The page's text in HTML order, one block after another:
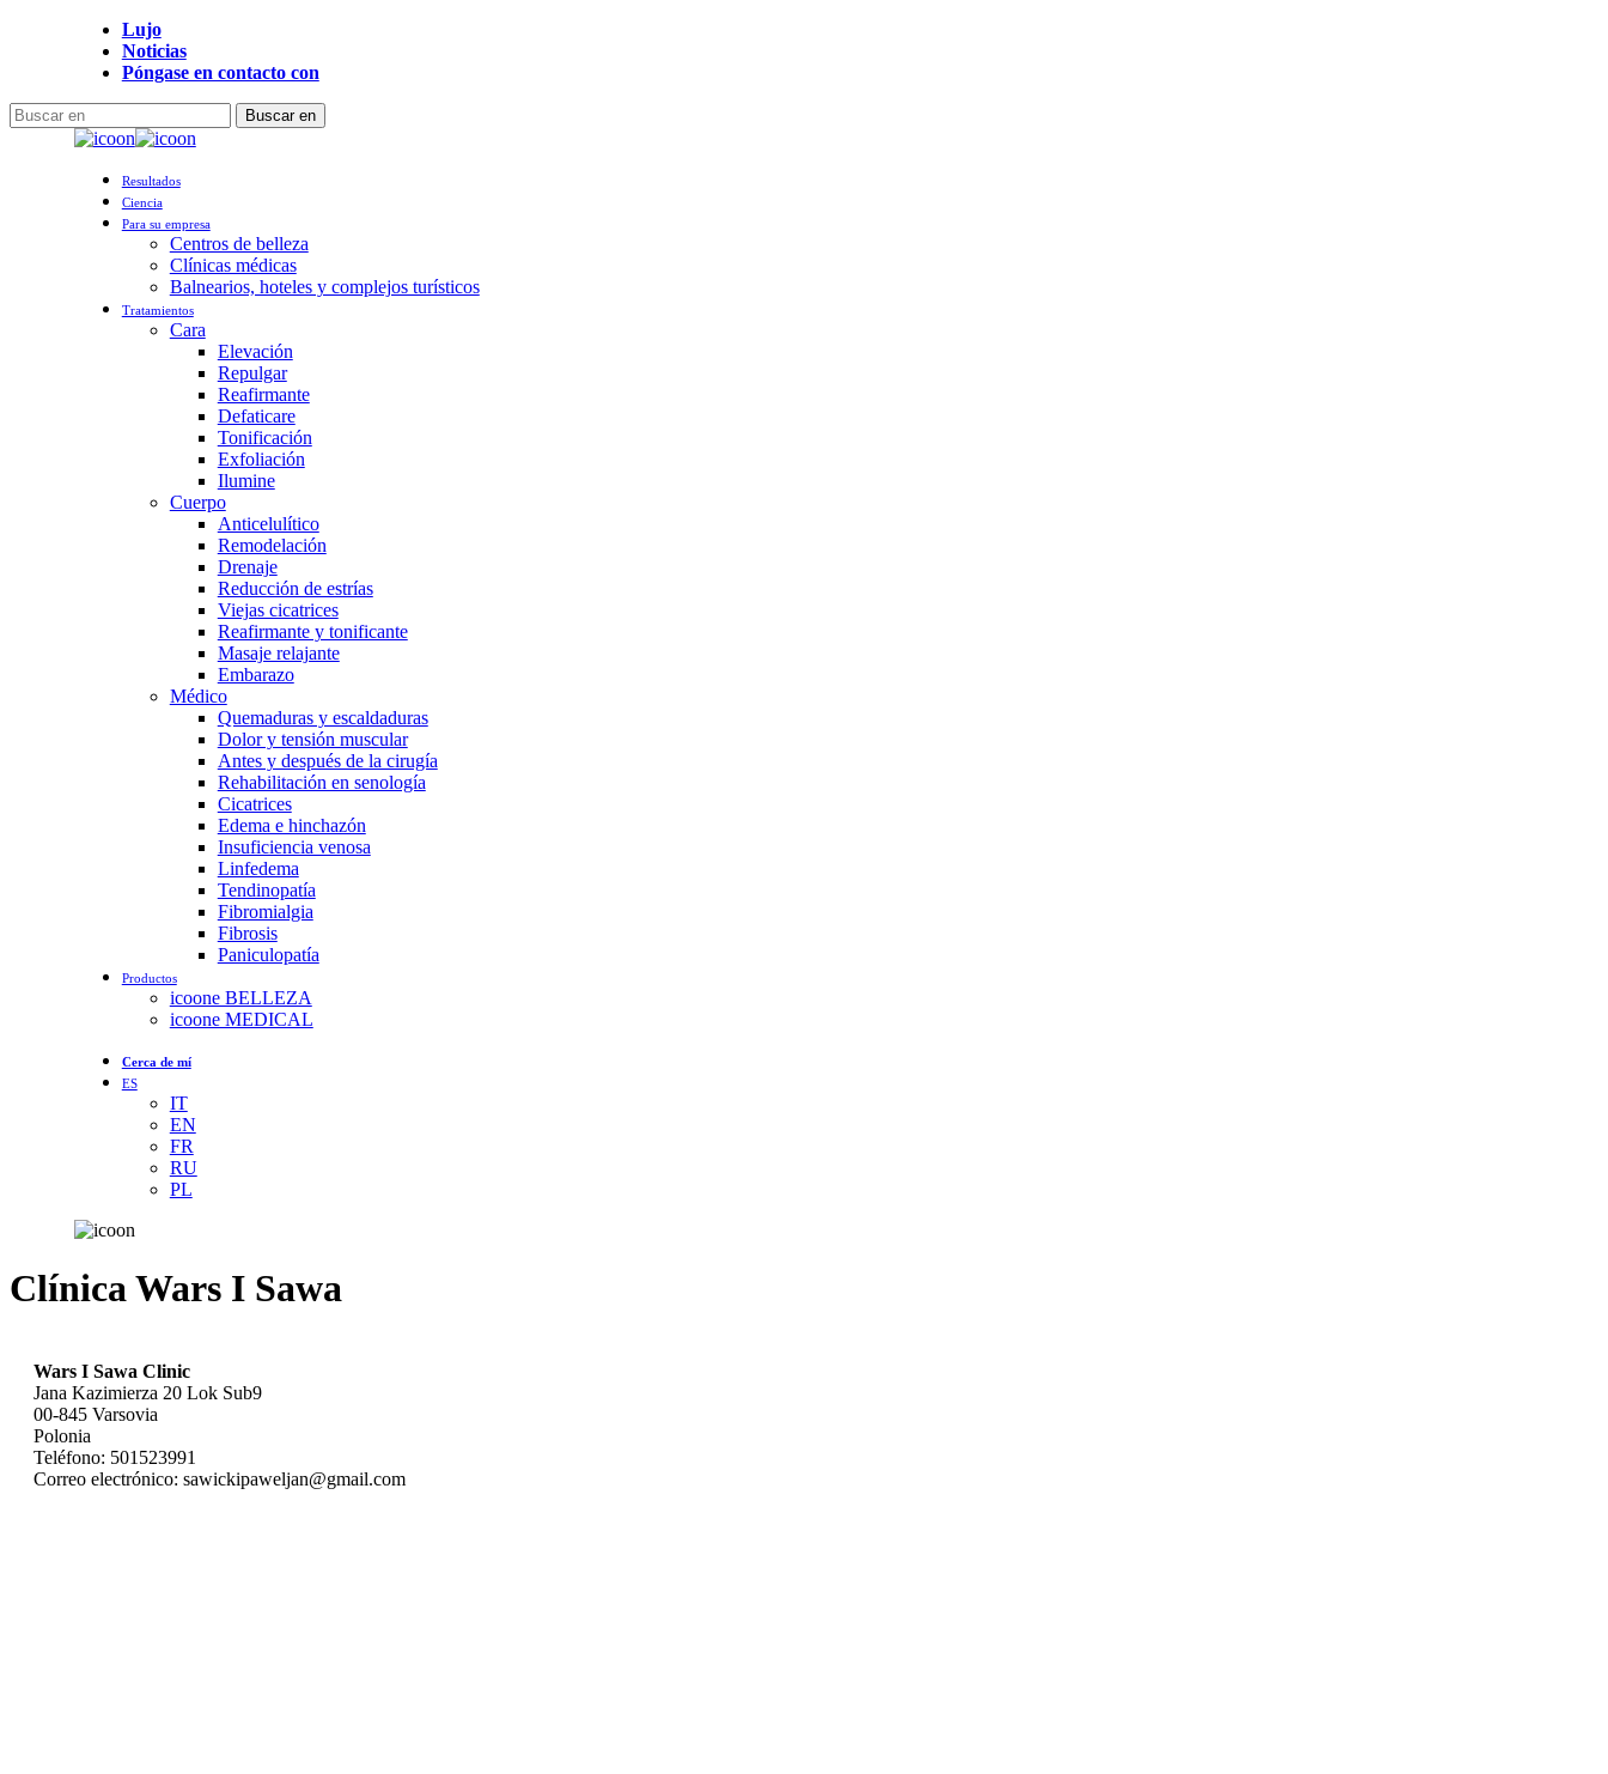
Lujo
Noticias
Póngase en contacto con
Buscar en
Menú
Resultados
Ciencia
Para su empresa
Centros de belleza
Clínicas médicas
Balnearios, hoteles y complejos turísticos
Tratamientos
Cara
Elevación
Repulgar
Reafirmante
Defaticare
Tonificación
Exfoliación
Ilumine
Cuerpo
Anticelulítico
Remodelación
Drenaje
Reducción de estrías
Viejas cicatrices
Reafirmante y tonificante
Masaje relajante
Embarazo
Médico
Quemaduras y escaldaduras
Dolor y tensión muscular
Antes y después de la cirugía
Rehabilitación en senología
Cicatrices
Edema e hinchazón
Insuficiencia venosa
Linfedema
Tendinopatía
Fibromialgia
Fibrosis
Paniculopatía
Productos
icoone BELLEZA
icoone MEDICAL
Cerca de mí
ES
IT
EN
FR
RU
PL
Clínica Wars I Sawa
Wars I Sawa Clinic
Jana Kazimierza 20 Lok Sub9
00-845 Varsovia
Polonia
Teléfono: 501523991
Correo electrónico: sawickipaweljan@gmail.com